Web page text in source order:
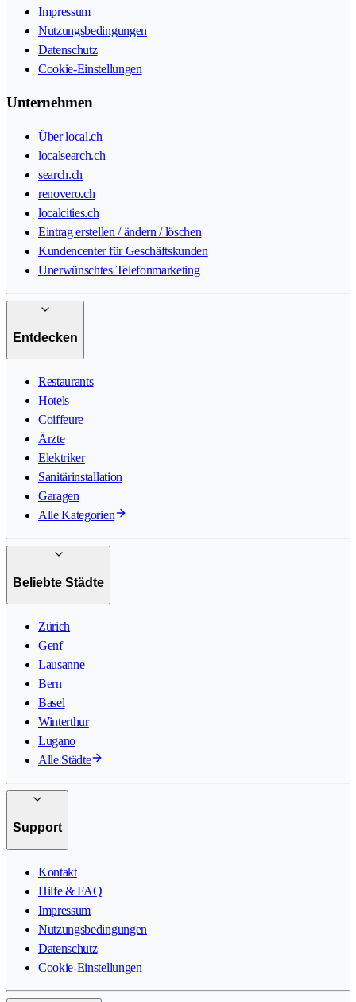
Impressum
Nutzungsbedingungen
Datenschutz
Cookie-Einstellungen
Unternehmen
Über local.ch
localsearch.ch
search.ch
renovero.ch
localcities.ch
Eintrag erstellen / ändern / löschen
Kundencenter für Geschäftskunden
Unerwünschtes Telefonmarketing
Entdecken
Restaurants
Hotels
Coiffeure
Ärzte
Elektriker
Sanitärinstallation
Garagen
Alle Kategorien
Beliebte Städte
Zürich
Genf
Lausanne
Bern
Basel
Winterthur
Lugano
Alle Städte
Support
Kontakt
Hilfe & FAQ
Impressum
Nutzungsbedingungen
Datenschutz
Cookie-Einstellungen